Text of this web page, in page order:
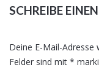
SCHREIBE
Deine E-Mail-
Felder sind mit *